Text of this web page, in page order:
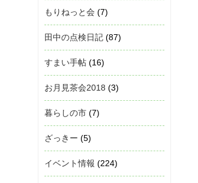
もりねっと会 (7)
田中の点検日記 (87)
すまい手帖 (16)
お月見茶会2018 (3)
暮らしの市 (7)
ざっきー (5)
イベント情報 (224)